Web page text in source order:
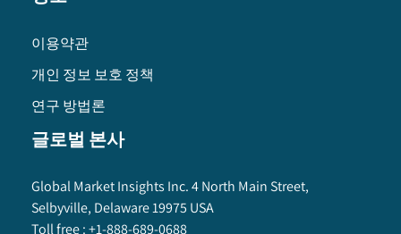
이용약관
개인 정보 보호 정책
연구 방법론
글로벌 본사
Global Market Insights Inc. 4 North Main Street,
Selbyville, Delaware 19975 USA
Toll free :+1-888-689-0688